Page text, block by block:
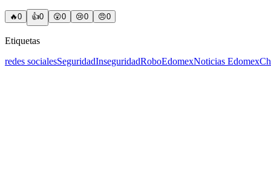
🔥0 👍0 😲0 😢0 😠0
Etiquetas
redes socialesSeguridadInseguridadRoboEdomexNoticias Edomex